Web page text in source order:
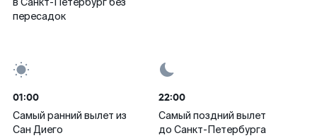
пересадок
01:00
Самый ранний вылет из
Сан Диего
22:00
Самый поздний вылет
до Санкт-Петербурга